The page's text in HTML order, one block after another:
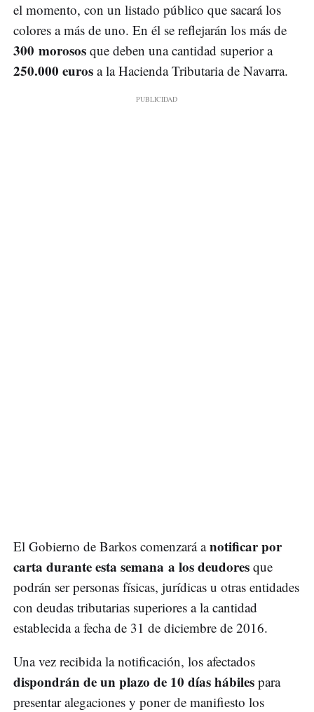
el momento, con un listado público que sacará los
colores a más de uno. En él se reflejarán los más de
300 morosos que deben una cantidad superior a
250.000 euros a la Hacienda Tributaria de Navarra.
El Gobierno de Barkos comenzará anotificar por
carta durante esta semana a los deudores que
podrán ser personas físicas, jurídicas u otras entidades
con deudas tributarias superiores a la cantidad
establecida a fecha de 31 de diciembre de 2016.
Una vez recibida la notificación, los afectados
dispondrán de un plazo de 10 días hábiles para
presentar alegaciones y poner de manifiesto los